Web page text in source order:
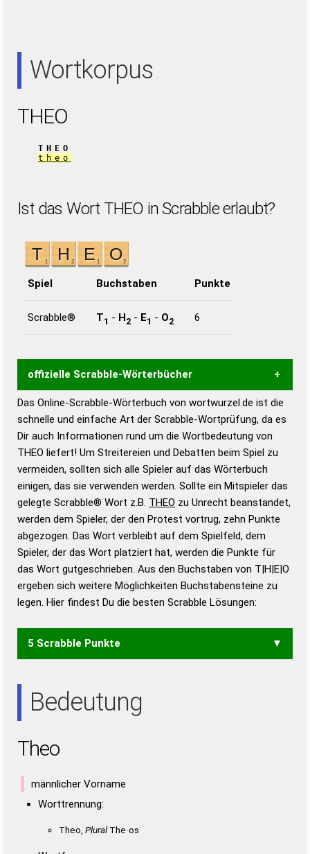
Wortkorpus
THEO
THEO
theo
Ist das Wort THEO in Scrabble erlaubt?
Spiel Buchstaben Punkte
Scrabble® T1 - H2 - E1 - O2 6
offizielle Scrabble-Wörterbücher
Wortwurzel liefert mit Hilfe eines semantischen
Wortanalyse-Algorithmus gute Anhaltspunkte zu
Wortbedeutung, Worttrennung und Wortform, um die
Gültigkeit eines Wortes für das Scrabble-Spiel zu
bestimmen!
zugelassene Turnier Scrabble-
Wörterbücher sind:
Duden – Standardwerk in 12 Bänden
Duden – Richtiges und gutes
Deutsch
Duden – Die deutsche Grammatik
Duden – Deutsches
Universalwörterbuch
Das Online-Scrabble-Wörterbuch von wortwurzel.de ist die
schnelle und einfache Art der Scrabble-Wortprüfung, da es
Dir auch Informationen rund um die Wortbedeutung von
THEO liefert! Um Streitereien und Debatten beim Spiel zu
vermeiden, sollten sich alle Spieler auf das Wörterbuch
einigen, das sie verwenden werden. Sollte ein Mitspieler das
gelegte Scrabble® Wort z.B. THEO zu Unrecht beanstandet,
werden dem Spieler, der den Protest vortrug, zehn Punkte
abgezogen. Das Wort verbleibt auf dem Spielfeld, dem
Spieler, der das Wort platziert hat, werden die Punkte für
das Wort gutgeschrieben. Aus den Buchstaben von T|H|E|O
ergeben sich weitere Möglichkeiten Buchstabensteine zu
legen. Hier findest Du die besten Scrabble Lösungen:
5 Scrabble Punkte
Bedeutung
Theo
männlicher Vorname
Worttrennung:
Theo, PluralThe·os